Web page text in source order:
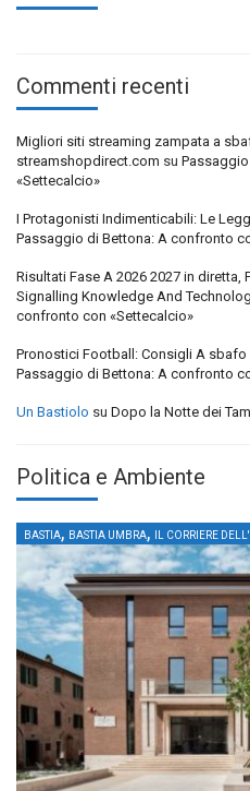
Commenti recenti
Migliori siti streaming zampata a
streamshopdirect.com su
«Settecalcio»
I Protagonisti Indimenticabili: Le
Passaggio di Bettona: A confronto
Risultati Fase A 2026 2027 in
Signalling Knowledge And
confronto con «Settecalcio»
Pronostici Football: Consigli A
Passaggio di Bettona: A confronto
Un Bastiolo su Dopo la Notte dei
Politica e Ambiente
BASTIA, BASTIA UMBRA, IL CORRIERE